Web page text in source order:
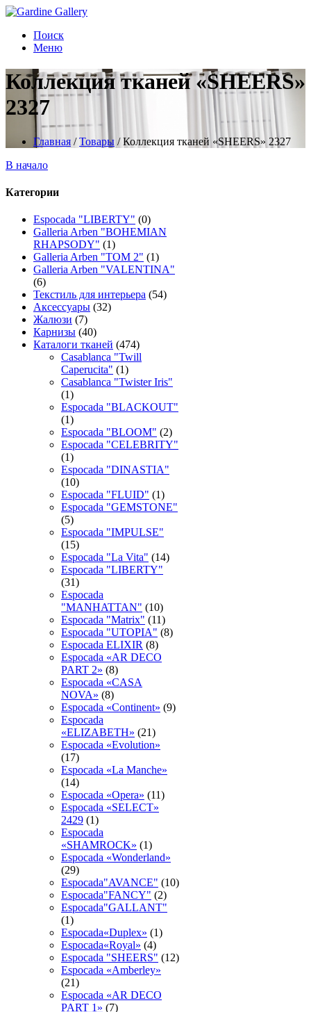
Поиск
Меню
Коллекция тканей «SHEERS»
2327
Главная /Товары /Коллекция тканей «SHEERS» 2327
В начало
Категории
Espocada "LIBERTY" (0)
Galleria Arben "BOHEMIAN
RHAPSODY" (1)
Galleria Arben "TOM 2" (1)
Galleria Arben "VALENTINA"
(6)
Текстиль для интерьера (54)
Аксессуары (32)
Жалюзи (7)
Карнизы (40)
Каталоги тканей (474)
Casablanca "Twill
Caperucita" (1)
Casablanca "Twister Iris"
(1)
Espocada "BLACKOUT"
(1)
Espocada "BLOOM" (2)
Espocada "CELEBRITY"
(1)
Espocada "DINASTIA"
(10)
Espocada "FLUID" (1)
Espocada "GEMSTONE"
(5)
Espocada "IMPULSE"
(15)
Espocada "La Vita" (14)
Espocada "LIBERTY"
(31)
Espocada
"MANHATTAN" (10)
Espocada "Matrix" (11)
Espocada "UTOPIA" (8)
Espocada ELIXIR (8)
Espocada «AR DECO
PART 2» (8)
Espocada «CASA
NOVA» (8)
Espocada «Continent» (9)
Espocada
«ELIZABETH» (21)
Espocada «Evolution»
(17)
Espocada «La Manche»
(14)
Espocada «Opera» (11)
Espocada «SELECT»
2429 (1)
Espocada
«SHAMROCK» (1)
Espocada «Wonderland»
(29)
Espocada"AVANCE" (10)
Espocada"FANCY" (2)
Espocada"GALLANT"
(1)
Espocada«Duplex» (1)
Espocada«Royal» (4)
Espocadа "SHEERS" (12)
Espocadа «Amberley»
(21)
Espocadа «AR DECO
PART 1» (7)